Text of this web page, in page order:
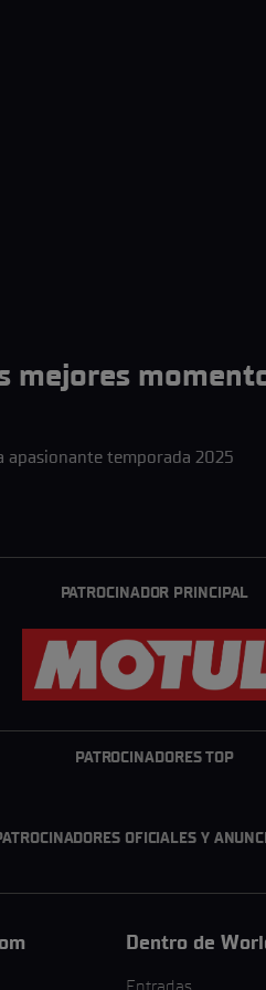
mejores
apasionante temporada 2025
PATROCINADOR PRINCIPAL
PATROCINADORES TOP
OFICIALES Y
Dentro de